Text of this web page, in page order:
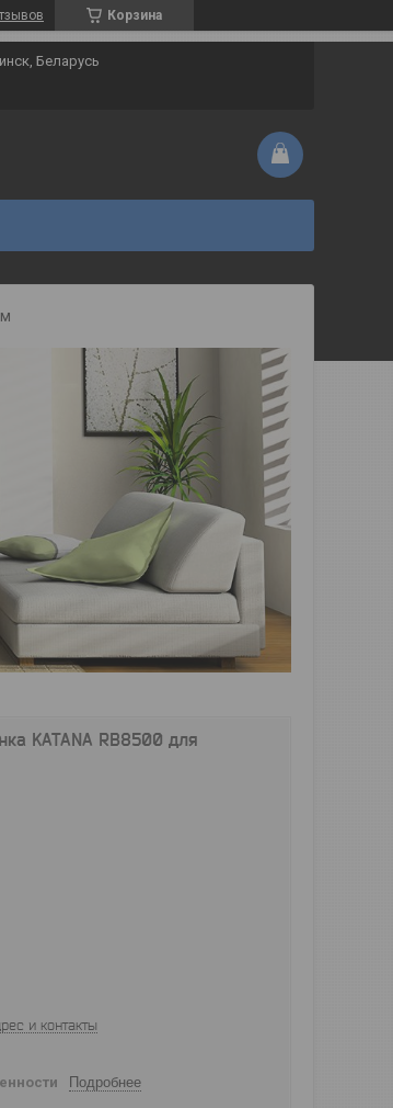
Корзина
Беларусь
KATANA RB8500 для
и контакты
Подробнее